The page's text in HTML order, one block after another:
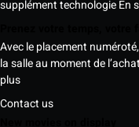
supplément technologieEn
Avec le placement
la salle au moment de
plus
Contact us